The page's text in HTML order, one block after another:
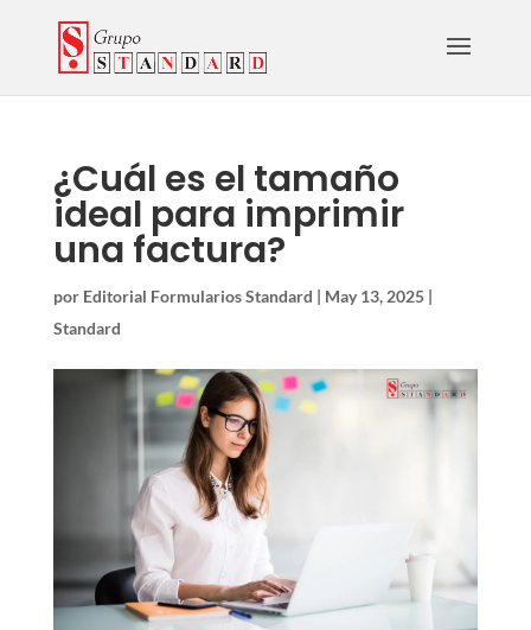
¿Cuál es el tamaño
ideal para imprimir
una factura?
por Editorial Formularios Standard | May 13, 2025|
Standard